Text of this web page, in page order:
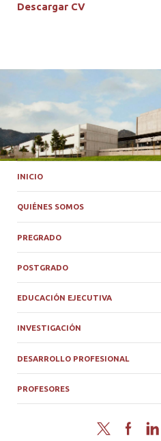
Descargar CV
INICIO
QUIÉNES SOMOS
PREGRADO
POSTGRADO
EDUCACIÓN EJECUTIVA
INVESTIGACIÓN
DESARROLLO PROFESIONAL
PROFESORES
Twitter Facebook